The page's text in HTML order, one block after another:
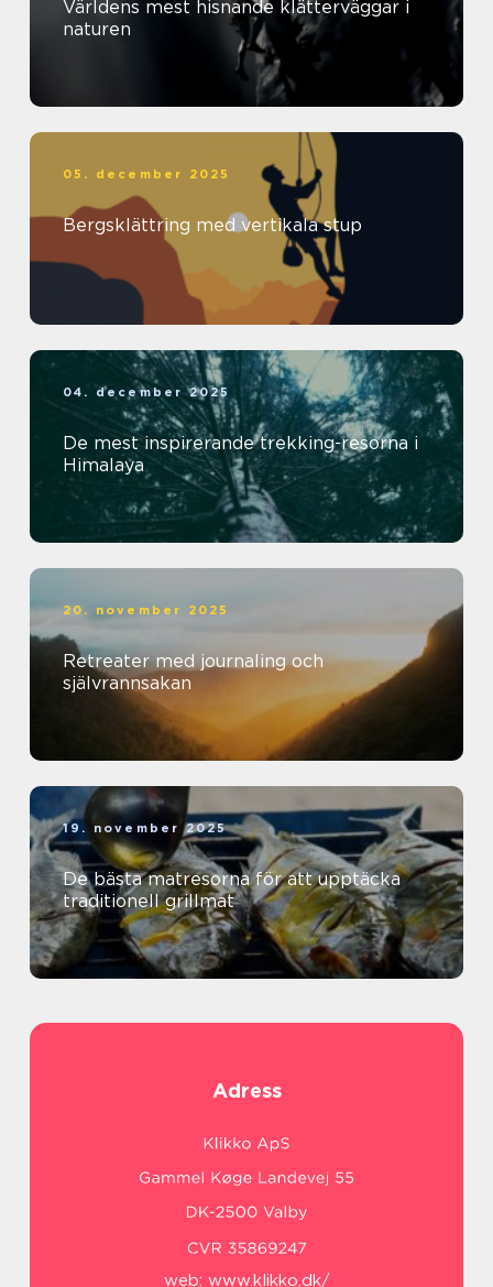
Världens mest hisnande klätterväggar i
naturen
05. december 2025
Bergsklättring med vertikala stup
04. december 2025
De mest inspirerande trekking-resorna i
Himalaya
20. november 2025
Retreater med journaling och
självrannsakan
19. november 2025
De bästa matresorna för att upptäcka
traditionell grillmat
Adress
web: www.klikko.dk/